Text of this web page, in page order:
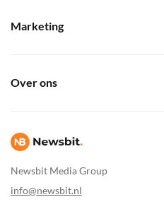
Newsbit Media Group
info@newsbit.nl
Marketing
Over ons